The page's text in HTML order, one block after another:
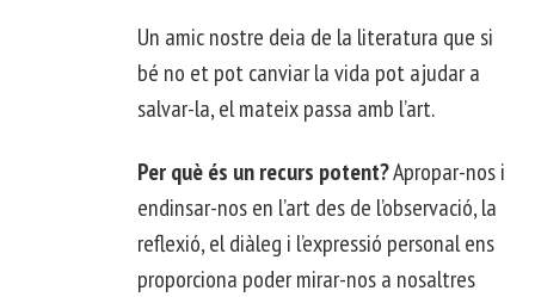
Un amic nostre deia de la literatura que si
bé no et pot canviar la vida pot ajudar a
salvar-la, el mateix passa amb l’art.
Per què és un recurs potent?Apropar-nos i
endinsar-nos en l’art des de l’observació, la
reflexió, el diàleg i l’expressió personal ens
proporciona poder mirar-nos a nosaltres